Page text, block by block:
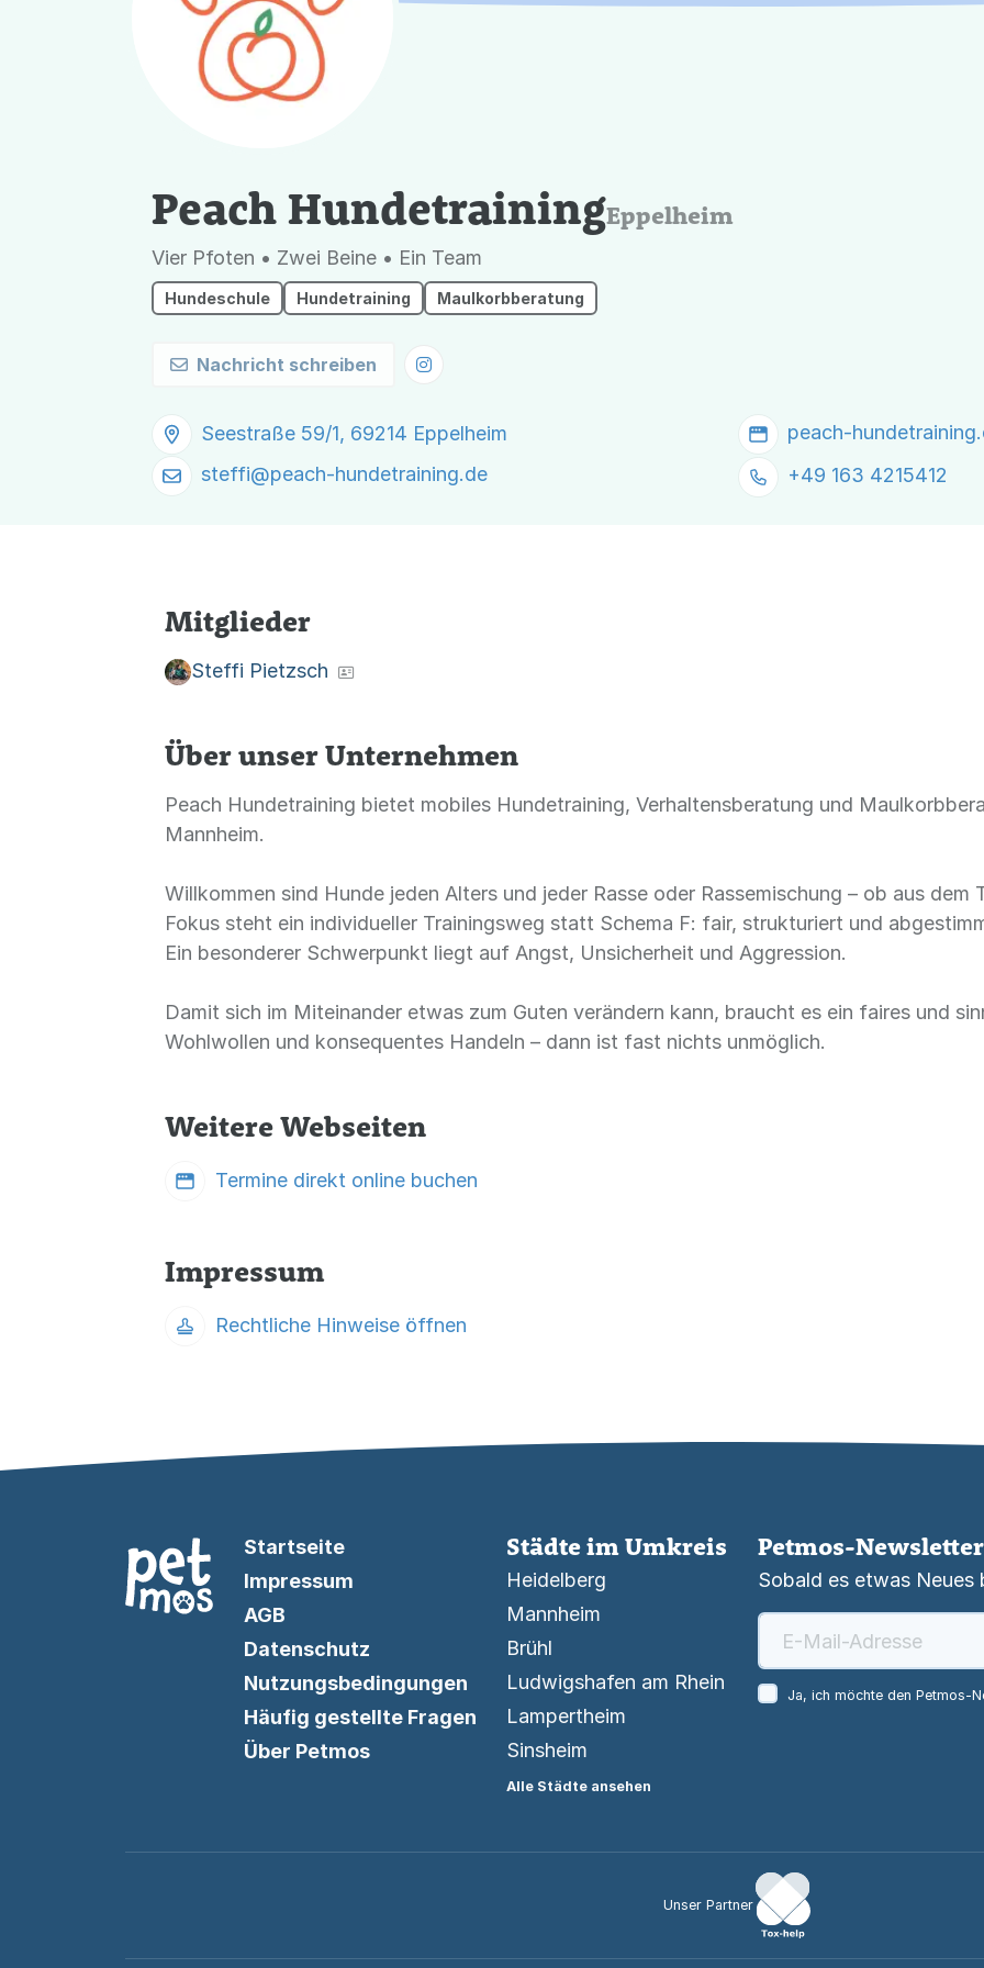
Peach HundetrainingEppelheim
Vier Pfoten • Zwei Beine • Ein Team
Hundeschule Hundetraining Maulkorbberatung
Nachricht schreiben
Seestraße 59/1, 69214 Eppelheim
peach-
steffi@peach-hundetraining.de +49 163 4215412
Mitglieder
Steffi Pietzsch
Über unser Unternehmen
Peach Hundetraining bietet mobiles Hundetraining, Verhaltensberatung und
Mannheim.
Willkommen sind Hunde jeden Alters und jeder Rasse oder Rassemischung – ob aus
Fokus steht ein individueller Trainingsweg statt Schema F: fair, strukturiert und
Ein besonderer Schwerpunkt liegt auf Angst, Unsicherheit und Aggression.
Damit sich im Miteinander etwas zum Guten verändern kann, braucht es ein faires und
Wohlwollen und konsequentes Handeln – dann ist fast nichts unmöglich.
Weitere Webseiten
Termine direkt online buchen
Impressum
Rechtliche Hinweise öffnen
Startseite
Impressum
AGB
Datenschutz
Nutzungsbedingungen
Häufig gestellte Fragen
Über Petmos
Städte im Umkreis
Heidelberg
Mannheim
Brühl
Ludwigshafen am Rhein
Lampertheim
Sinsheim
Alle Städte ansehen
Petmos-Newsletter
Sobald es etwas
Ja, ich möchte den Petmos-
Unser Partner